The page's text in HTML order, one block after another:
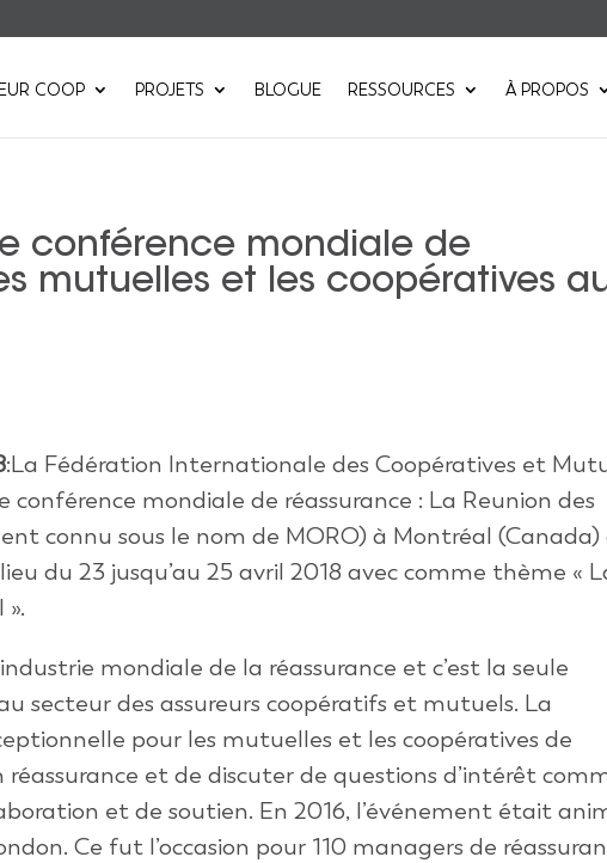
COOP PROJETS BLOGUE RESSOURCES À PROPOS
conférence mondiale de
mutuelles et les coopératives
:La Fédération Internationale des Coopératives et
conférence mondiale de réassurance : La Reunion des
connu sous le nom de MORO) à Montréal (Canada)
du 23 jusqu’au 25 avril 2018 avec comme thème «
mondiale de la réassurance et c’est la seule
secteur des assureurs coopératifs et mutuels. La
pour les mutuelles et les coopératives de
et de discuter de questions d’intérêt
et de soutien. En 2016, l’événement était
Ce fut l’occasion pour 110 managers de